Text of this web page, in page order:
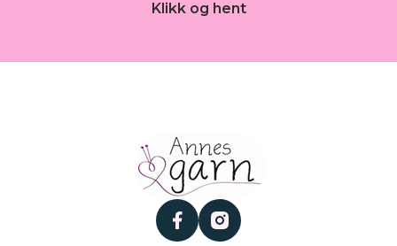
Klikk og hent
facebookinstagram